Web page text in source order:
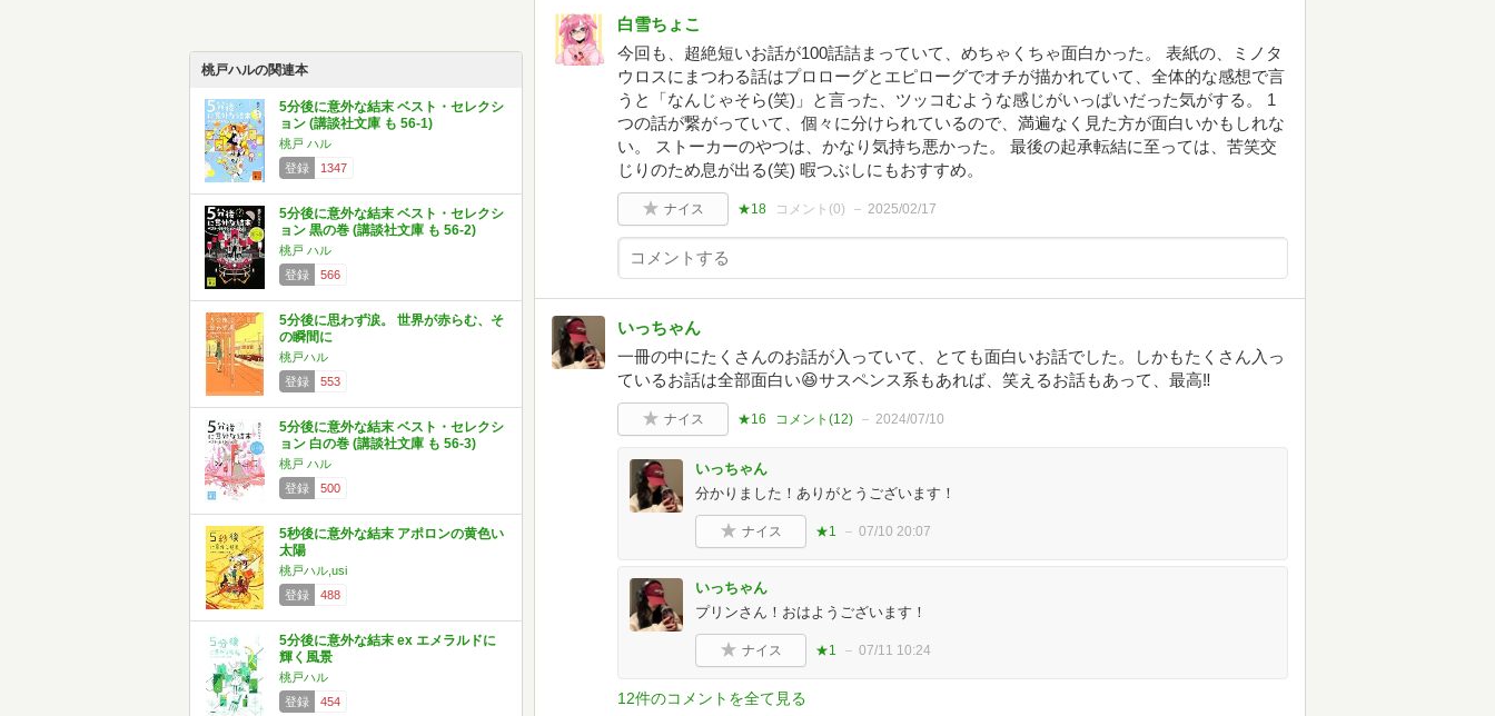
桃戸ハルの関連本
5分後に意外な結末 ベスト・セレクシ
ョン (講談社文庫 も 56-1)
桃戸 ハル
登録
1347
5分後に意外な結末 ベスト・セレクシ
ョン 黒の巻 (講談社文庫 も 56-2)
桃戸 ハル
登録
566
5分後に思わず涙。 世界が赤らむ、そ
の瞬間に
桃戸ハル
登録
553
5分後に意外な結末 ベスト・セレクシ
ョン 白の巻 (講談社文庫 も 56-3)
桃戸 ハル
登録
500
5秒後に意外な結末 アポロンの黄色い
太陽
桃戸ハル,usi
登録
488
5分後に意外な結末 ex エメラルドに
輝く風景
桃戸ハル
登録
454
白雪ちょこ
今回も、超絶短いお話が100話詰まっていて、めちゃくちゃ面白かった。 表紙の、ミノタ
ウロスにまつわる話はプロローグとエピローグでオチが描かれていて、全体的な感想で言
うと「なんじゃそら(笑)」と言った、ツッコむような感じがいっぱいだった気がする。 1
つの話が繋がっていて、個々に分けられているので、満遍なく見た方が面白いかもしれな
い。 ストーカーのやつは、かなり気持ち悪かった。 最後の起承転結に至っては、苦笑交
じりのため息が出る(笑) 暇つぶしにもおすすめ。
ナイス ★18 コメント(0) 2025/02/17
いっちゃん
一冊の中にたくさんのお話が入っていて、とても面白いお話でした。しかもたくさん入っ
ているお話は全部面白い😆サスペンス系もあれば、笑えるお話もあって、最高‼
ナイス ★16 コメント(12) 2024/07/10
いっちゃん
分かりました！ありがとうございます！
ナイス ★1 07/10 20:07
いっちゃん
プリンさん！おはようございます！
ナイス ★1 07/11 10:24
12件のコメントを全て見る